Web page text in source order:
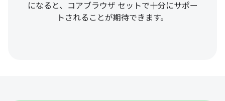
になると、コアブラウザ セットで十分にサポー
トされることが期待できます。